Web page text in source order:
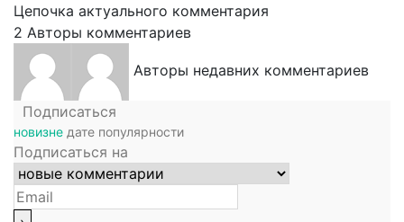
Цепочка актуального комментария
2 Авторы комментариев
Авторы недавних комментариев
Подписаться
новизне дате популярности
Подписаться на